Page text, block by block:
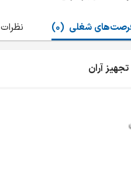
(0) شغلی نظرات
آران